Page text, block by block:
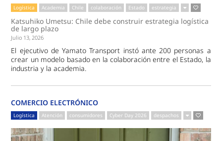
Logística Academia Chile colaboración Estado estrategia
Katsuhiko Umetsu: Chile debe construir estrategia logística
de largo plazo
Julio 13, 2026
El ejecutivo de Yamato Transport instó ante 200 personas a
crear un modelo basado en la colaboración entre el Estado, la
industria y la academia.
COMERCIO ELECTRÓNICO
Logística Atención consumidores Cyber Day 2026 despachos